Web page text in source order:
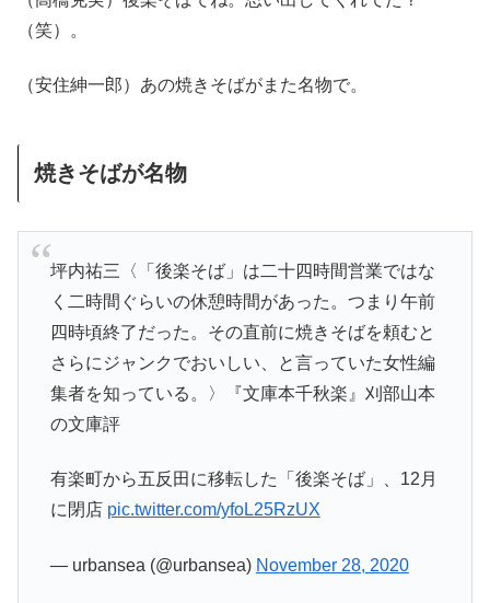
（笑）。
（安住紳一郎）あの焼きそばがまた名物で。
焼きそばが名物
坪内祐三〈「後楽そば」は二十四時間営業ではな
く二時間ぐらいの休憩時間があった。つまり午前
四時頃終了だった。その直前に焼きそばを頼むと
さらにジャンクでおいしい、と言っていた女性編
集者を知っている。〉『文庫本千秋楽』刈部山本
の文庫評
有楽町から五反田に移転した「後楽そば」、12月
に閉店 pic.twitter.com/yfoL25RzUX
— urbansea (@urbansea) November 28, 2020